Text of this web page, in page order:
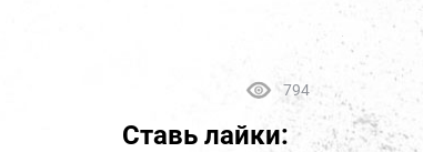
794
Ставь лайки: